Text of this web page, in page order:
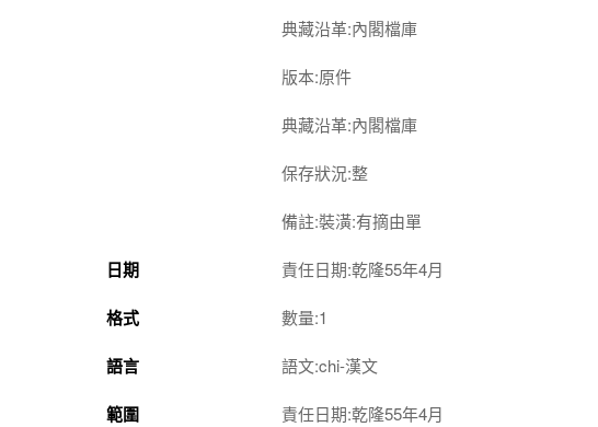
典藏沿革:內閣檔庫
版本:原件
典藏沿革:內閣檔庫
保存狀況:整
備註:裝潢:有摘由單
日期 責任日期:乾隆55年4月
格式 數量:1
語言 語文:chi-漢文
範圍 責任日期:乾隆55年4月